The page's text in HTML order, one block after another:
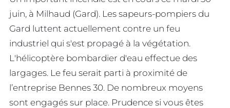
juin, à Milhaud (Gard). Les sapeurs-pompiers du
Gard luttent actuellement contre un feu
industriel qui s'est propagé à la végétation.
L'hélicoptère bombardier d'eau effectue des
largages. Le feu serait parti à proximité de
l’entreprise Bennes 30. De nombreux moyens
sont engagés sur place. Prudence si vous êtes